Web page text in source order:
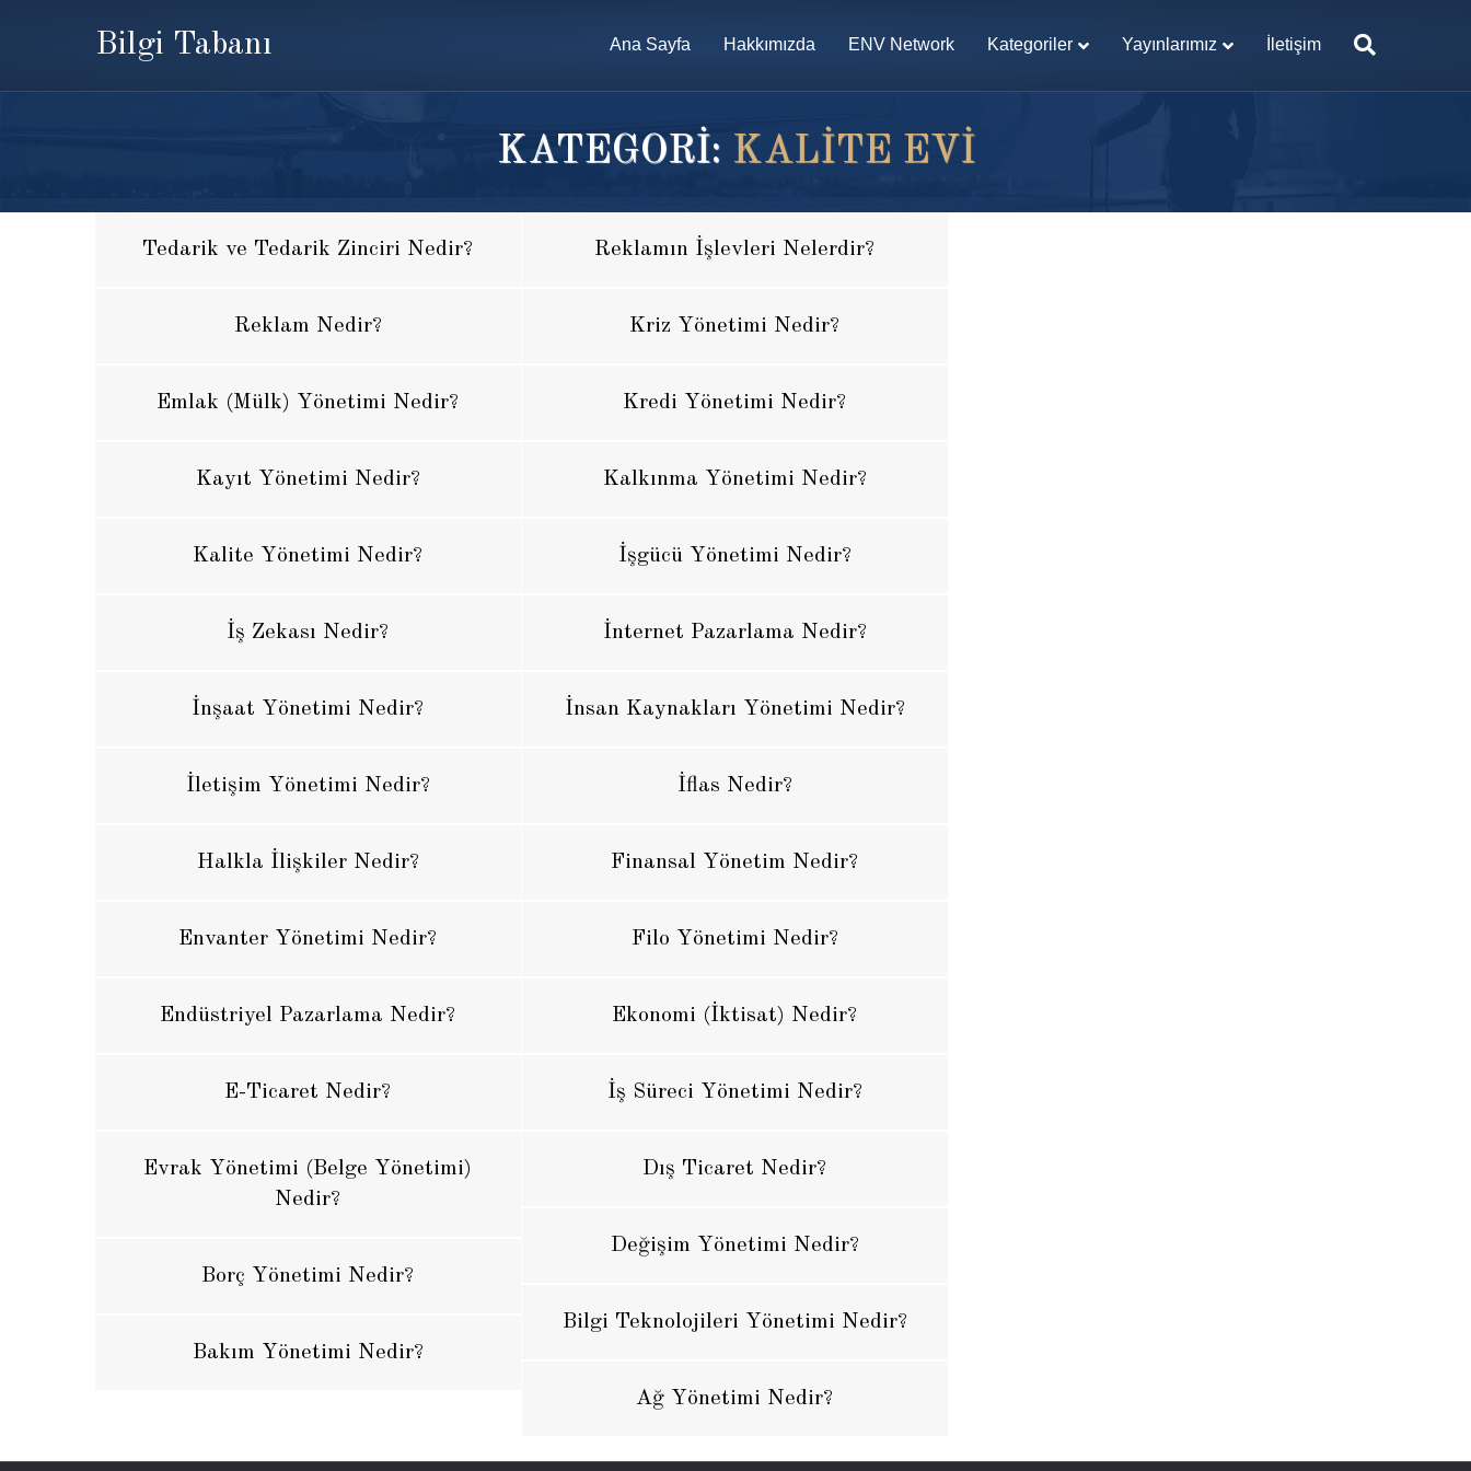
Bilgi Tabanı Ana Sayfa Hakkımızda ENV Network Kategoriler Yayınlarımız İletişim
KATEGORİ: KALITE EVI
Tedarik ve Tedarik Zinciri Nedir? Reklamın İşlevleri Nelerdir?
Reklam Nedir? Kriz Yönetimi Nedir?
Emlak (Mülk) Yönetimi Nedir? Kredi Yönetimi Nedir?
Kayıt Yönetimi Nedir? Kalkınma Yönetimi Nedir?
Kalite Yönetimi Nedir? İşgücü Yönetimi Nedir?
İş Zekası Nedir? İnternet Pazarlama Nedir?
İnşaat Yönetimi Nedir? İnsan Kaynakları Yönetimi Nedir?
İletişim Yönetimi Nedir? İflas Nedir?
Halkla İlişkiler Nedir? Finansal Yönetim Nedir?
Envanter Yönetimi Nedir? Filo Yönetimi Nedir?
Endüstriyel Pazarlama Nedir? Ekonomi (İktisat) Nedir?
E-Ticaret Nedir? İş Süreci Yönetimi Nedir?
Evrak Yönetimi (Belge Yönetimi)
Nedir?
Dış Ticaret Nedir?
Değişim Yönetimi Nedir?
Borç Yönetimi Nedir?
Bilgi Teknolojileri Yönetimi Nedir?
Bakım Yönetimi Nedir?
Ağ Yönetimi Nedir?